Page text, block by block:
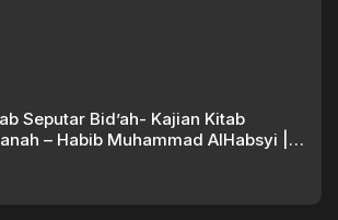
Seputar Bid’ah- Kajian Kitab
– Habib Muhammad AlHabsyi |